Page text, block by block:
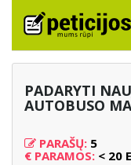
PADARYTI
AUTOBUSO
PARAŠŲ: 5
€ PARAMOS: < 20